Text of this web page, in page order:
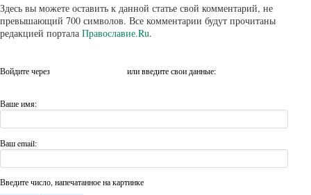
Здесь вы можете оставить к данной статье свой комментарий, не
превышающий 700 символов. Все комментарии будут прочитаны
редакцией портала Православие.Ru.
Войдите через или введите свои данные:
Ваше имя:
Ваш email:
Введите число, напечатанное на картинке